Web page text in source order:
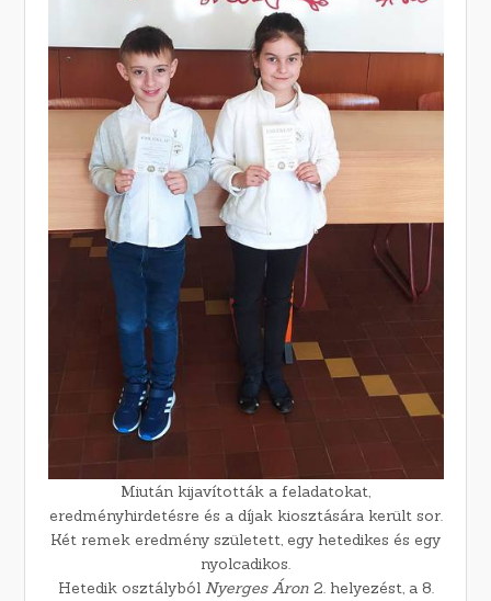
Miután kijavították a feladatokat,
eredményhirdetésre és a díjak kiosztására került sor.
Két remek eredmény született, egy hetedikes és egy
nyolcadikos.
Hetedik osztályból Nyerges Áron2. helyezést, a 8.